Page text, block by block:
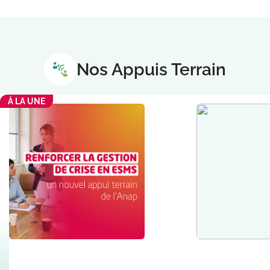
Nos Appuis Terrain
offre_appuisterrain300
À LA UNE